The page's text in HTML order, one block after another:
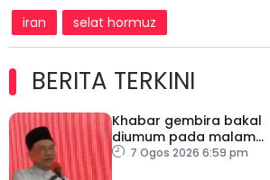
iran selat hormuz
BERITA TERKINI
Khabar gembira bakal
diumum pada malam
ambang merdeka
7 Ogos 2026 6:59 pm